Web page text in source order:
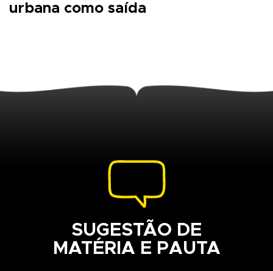
urbana como saída
SUGESTÃO DE
MATÉRIA E PAUTA